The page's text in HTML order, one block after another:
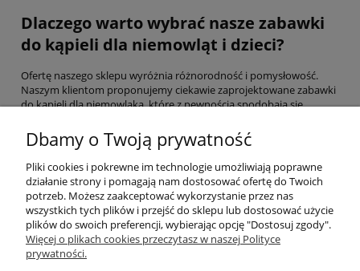
Dlaczego warto wybrać nasze zabawki
do kąpieli dla niemowląt i dzieci?
Ofertę naszego sklepu wyróżnia różnorodność i pomysłowość.
Naszym klientom proponujemy ciekawie zaprojektowane zabawki
do kąpieli dla niemowlaka, które z pewnością spodobają się
edukacyjny, jak i integracyjny . Zabawki do kąpieli dla niemowląt
i dzieci to doskonała propozycja również dla tych, którzy po prostu
chcą spędzać z dzieckiem czas kąpieli. Mnogość wzorów i kolorów
sprawi, że odkrywanie kolejnych wariantów zabawy będzie
prawdziwą przyjemnością.
Reasumując, nasze zabawki do kąpieli dla niemowląt i nieco
większych pociech to strzał w dziesiątkę.
Dbamy o Twoją prywatność
Pliki cookies i pokrewne im technologie umożliwiają poprawne
działanie strony i pomagają nam dostosować ofertę do Twoich
potrzeb. Możesz zaakceptować wykorzystanie przez nas
wszystkich tych plików i przejść do sklepu lub dostosować użycie
plików do swoich preferencji, wybierając opcję "Dostosuj zgody".
Więcej o plikach cookies przeczytasz w naszej Polityce
prywatności.